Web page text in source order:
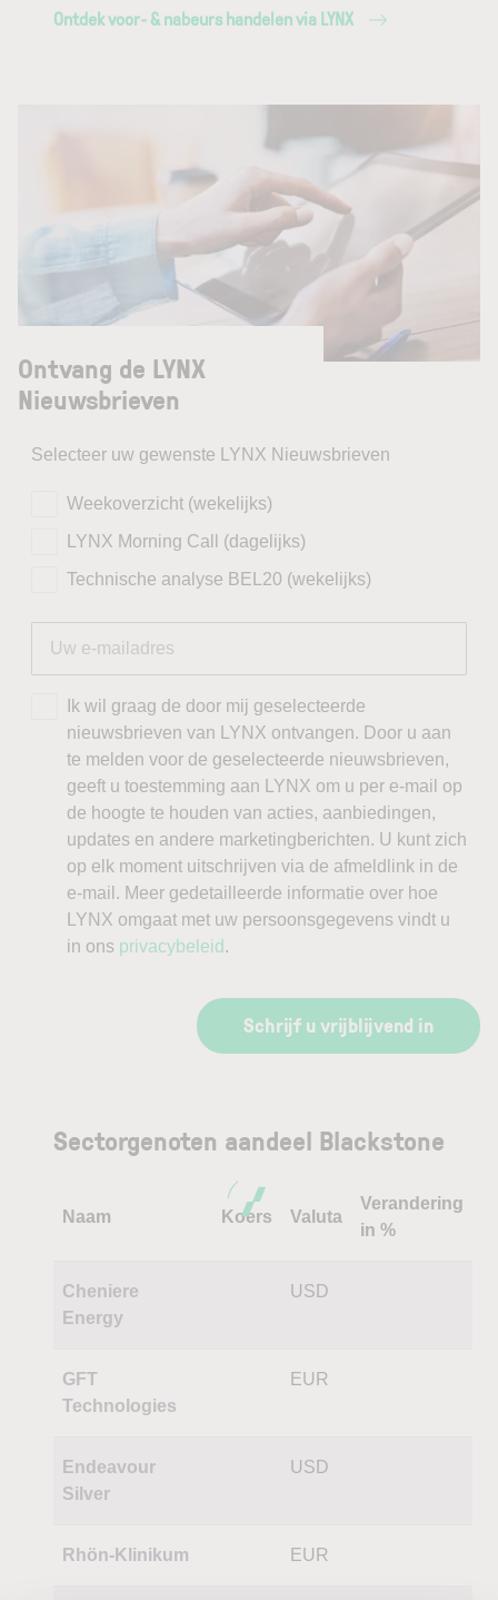
Ontdek voor- & nabeurs handelen via LYNX
Ontvang de LYNX
Nieuwsbrieven
Selecteer uw gewenste LYNX Nieuwsbrieven
Weekoverzicht (wekelijks)
LYNX Morning Call (dagelijks)
Technische analyse BEL20 (wekelijks)
Ik wil graag de door mij geselecteerde
nieuwsbrieven van LYNX ontvangen. Door u aan
te melden voor de geselecteerde nieuwsbrieven,
geeft u toestemming aan LYNX om u per e-mail op
de hoogte te houden van acties, aanbiedingen,
updates en andere marketingberichten. U kunt zich
op elk moment uitschrijven via de afmeldlink in de
e-mail. Meer gedetailleerde informatie over hoe
LYNX omgaat met uw persoonsgegevens vindt u
in ons privacybeleid .
Schrijf u vrijblijvend in
Sectorgenoten aandeel Blackstone
Naam Koers Valuta
Verandering
in %
Cheniere
Energy
USD
GFT
Technologies
EUR
Endeavour
Silver
USD
Rhön-Klinikum EUR